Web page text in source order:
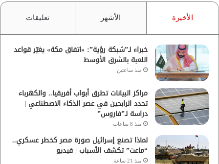
الأخيرة الأشهر تعليقات
خبراء لـ”شبكة رؤية”: «اتفاق مكة» يغيّر قواعد
اللعبة بالشرق الأوسط
منذ ساعتين
مراكز البيانات تطرق أبواب أفريقيا.. والكهرباء
تحدد الرابحين في عصر الذكاء الاصطناعي |
دراسة لـ”فاروس”
منذ 8 ساعات
لماذا تصنع إسرائيل صورة مصر كخطر عسكري..
“ماعت” تكشف الأسباب | فيديو
منذ 21 ساعة